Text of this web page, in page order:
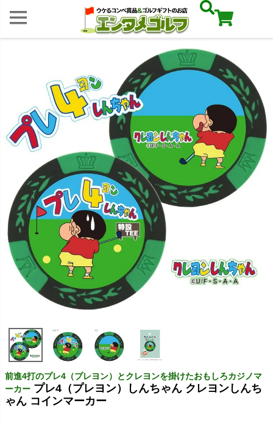
前進4打のプレ4（プレヨン）とクレヨンを掛けたおもしろカジノマ
ーカー プレ4（プレヨン）しんちゃん クレヨンしんち
ゃん コインマーカー